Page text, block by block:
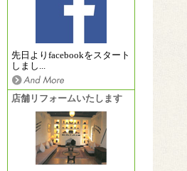
先日よりfacebookをスタート
しまし...
店舗リフォームいたします